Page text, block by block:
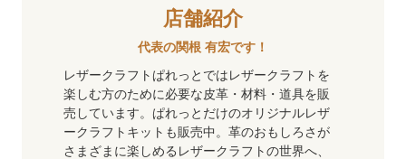
店舗紹介
代表の関根 有宏です！
レザークラフトぱれっとではレザークラフトを
楽しむ方のために必要な皮革・材料・道具を販
売しています。ぱれっとだけのオリジナルレザ
ークラフトキットも販売中。革のおもしろさが
さまざまに楽しめるレザークラフトの世界へ、